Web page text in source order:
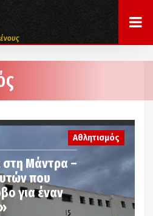
Αθλητισμός
Μάντρα –
που
για έναν